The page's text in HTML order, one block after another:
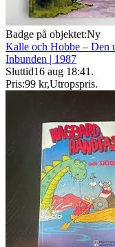
Badge på objektet:Ny
Kalle och Hobbe – Den
Inbunden | 1987
Sluttid16 aug 18:41 .
Pris:99 kr,Utropspris.